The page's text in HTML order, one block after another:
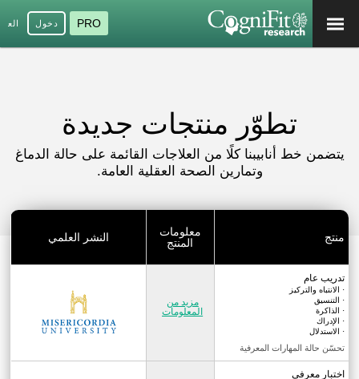
PRO دخول
تطوّر منتجات جديدة
يتضمن خط أنابيبنا كلًا من العلاجات القائمة على حالة الدماغ
وتمارين الصحة العقلية العامة.
منتج
معلومات
المنتج
النشر العلمي
تدريب عام
· الانتباه والتركيز
· التنسيق
· الذاكرة
· الإدراك
· الاستدلال
تحسّن حالة المهارات المعرفية
مزيد من
المعلومات
اختبار معرفي